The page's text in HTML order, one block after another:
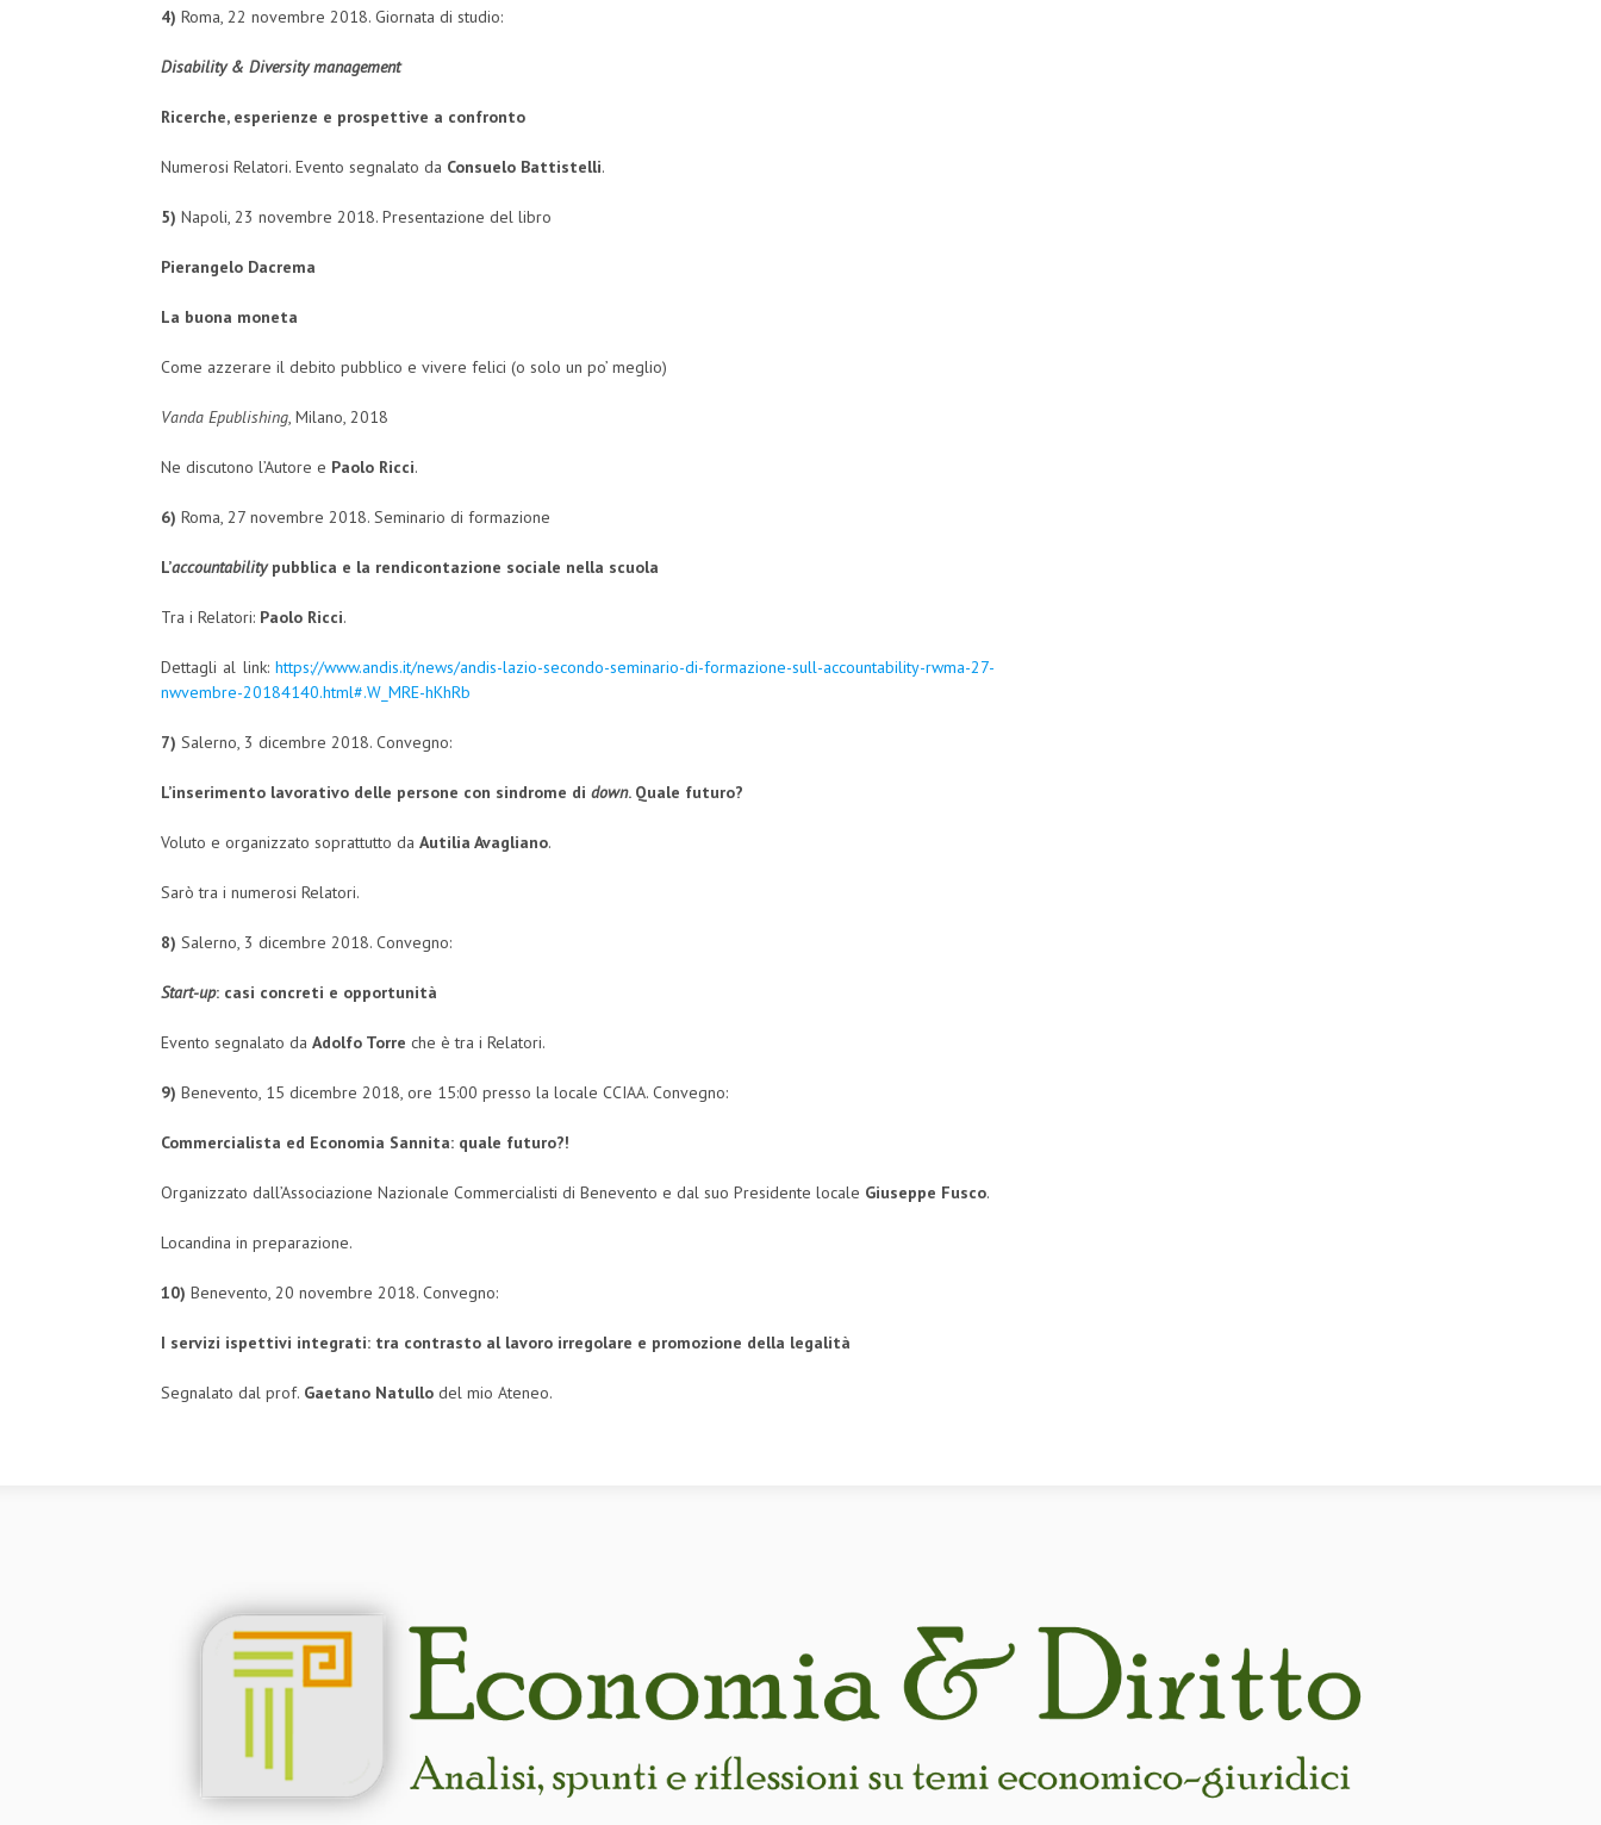
4) Roma, 22 novembre 2018. Giornata di studio:
Disability & Diversity management
Ricerche, esperienze e prospettive a confronto
Numerosi Relatori. Evento segnalato da Consuelo Battistelli.
5) Napoli, 23 novembre 2018. Presentazione del libro
Pierangelo Dacrema
La buona moneta
Come azzerare il debito pubblico e vivere felici (o solo un po’ meglio)
Vanda Epublishing, Milano, 2018
Ne discutono l’Autore e Paolo Ricci.
6) Roma, 27 novembre 2018. Seminario di formazione
L’accountabilitypubblica e la rendicontazione sociale nella scuola
Tra i Relatori: Paolo Ricci.
Dettagli al link: https://www.andis.it/news/andis-lazio-secondo-seminario-di-formazione-sull-accountability-rwma-27-
nwvembre-20184140.html#.W_MRE-hKhRb
7) Salerno, 3 dicembre 2018. Convegno:
L’inserimento lavorativo delle persone con sindrome di down. Quale futuro?
Voluto e organizzato soprattutto da Autilia Avagliano.
Sarò tra i numerosi Relatori.
8) Salerno, 3 dicembre 2018. Convegno:
Start-up: casi concreti e opportunità
Evento segnalato da Adolfo Torre che è tra i Relatori.
9) Benevento, 15 dicembre 2018, ore 15:00 presso la locale CCIAA. Convegno:
Commercialista ed Economia Sannita: quale futuro?!
Organizzato dall’Associazione Nazionale Commercialisti di Benevento e dal suo Presidente locale Giuseppe Fusco.
Locandina in preparazione.
10) Benevento, 20 novembre 2018. Convegno:
I servizi ispettivi integrati: tra contrasto al lavoro irregolare e promozione della legalità
Segnalato dal prof. Gaetano Natullo del mio Ateneo.